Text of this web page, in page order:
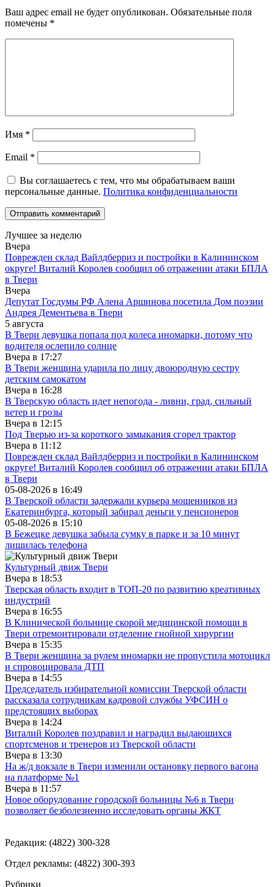
Ваш адрес email не будет опубликован. Обязательные поля
помечены *
Имя *
Email *
Вы соглашаетесь с тем, что мы обрабатываем ваши
персональные данные. Политика конфиденциальности
Лучшее за неделю
Вчера
Поврежден склад Вайлдберриз и постройки в Калининском
округе! Виталий Королев сообщил об отражении атаки БПЛА
в Твери
Вчера
Депутат Госдумы РФ Алена Аршинова посетила Дом поэзии
Андрея Дементьева в Твери
5 августа
В Твери девушка попала под колеса иномарки, потому что
водителя ослепило солнце
Вчера в 17:27
В Твери женщина ударила по лицу двоюродную сестру
детским самокатом
Вчера в 16:28
В Тверскую область идет непогода - ливни, град, сильный
ветер и грозы
Вчера в 12:15
Под Тверью из-за короткого замыкания сгорел трактор
Вчера в 11:12
Поврежден склад Вайлдберриз и постройки в Калининском
округе! Виталий Королев сообщил об отражении атаки БПЛА
в Твери
05-08-2026 в 16:49
В Тверской области задержали курьера мошенников из
Екатеринбурга, который забирал деньги у пенсионеров
05-08-2026 в 15:10
В Бежецке девушка забыла сумку в парке и за 10 минут
лишилась телефона
Культурный движ Твери
Вчера в 18:53
Тверская область входит в ТОП-20 по развитию креативных
индустрий
Вчера в 16:55
В Клинической больнице скорой медицинской помощи в
Твери отремонтировали отделение гнойной хирургии
Вчера в 15:35
В Твери женщина за рулем иномарки не пропустила мотоцикл
и спровоцировала ДТП
Вчера в 14:55
Председатель избирательной комиссии Тверской области
рассказала сотрудникам кадровой службы УФСИН о
предстоящих выборах
Вчера в 14:24
Виталий Королев поздравил и наградил выдающихся
спортсменов и тренеров из Тверской области
Вчера в 13:30
На ж/д вокзале в Твери изменили остановку первого вагона
на платформе №1
Вчера в 11:57
Новое оборудование городской больницы №6 в Твери
позволяет безболезненно исследовать органы ЖКТ
Редакция: (4822) 300-328
Отдел рекламы: (4822) 300-393
Рубрики